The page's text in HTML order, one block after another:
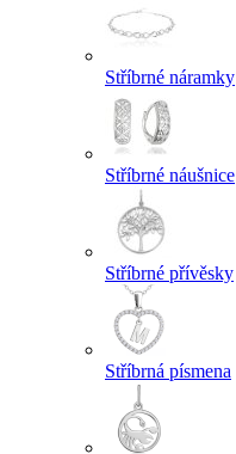
Stříbrné náramky
Stříbrné náušnice
Stříbrné přívěsky
Stříbrná písmena